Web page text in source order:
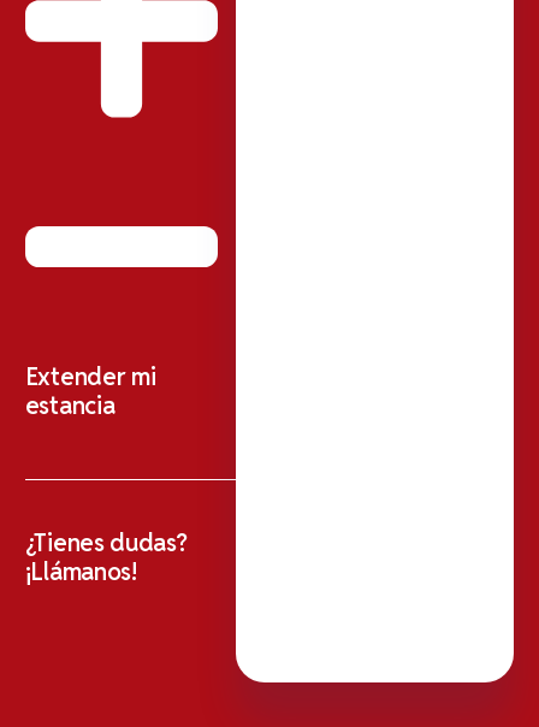
Extender mi
estancia
¿Tienes dudas?
¡Llámanos!